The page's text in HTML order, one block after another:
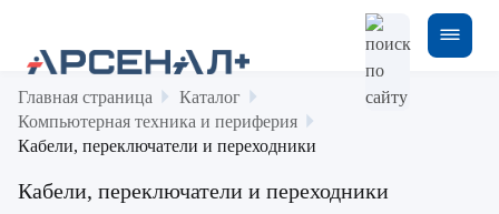
Главная страница
Каталог
Компьютерная техника и периферия
Кабели, переключатели и переходники
Кабели, переключатели и переходники